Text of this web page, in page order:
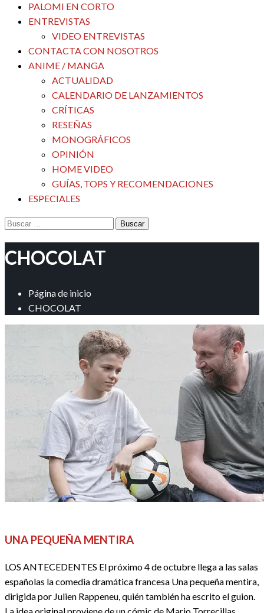
PALOMI EN CORTO
ENTREVISTAS
VIDEO ENTREVISTAS
CONTACTA CON NOSOTROS
ANIME / MANGA
ACTUALIDAD
CALENDARIO DE LANZAMIENTOS
CRÍTICAS
RESEÑAS
MONOGRÁFICOS
OPINIÓN
HOME VIDEO
GUÍAS, TOPS Y RECOMENDACIONES
ESPECIALES
Buscar:
CHOCOLAT
Página de inicio
CHOCOLAT
UNA PEQUEÑA MENTIRA
LOS ANTECEDENTES El próximo 4 de octubre llega a las salas
españolas la comedia dramática francesa Una pequeña mentira,
dirigida por Julien Rappeneu, quién también ha escrito el guion.